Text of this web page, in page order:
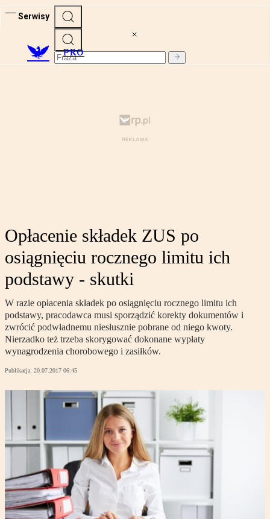
Serwisy
PRO
Opłacenie składek ZUS po
osiągnięciu rocznego limitu ich
podstawy - skutki
W razie opłacenia składek po osiągnięciu rocznego limitu ich
podstawy, pracodawca musi sporządzić korekty dokumentów i
zwrócić podwładnemu niesłusznie pobrane od niego kwoty.
Nierzadko też trzeba skorygować dokonane wypłaty
wynagrodzenia chorobowego i zasiłków.
Publikacja: 20.07.2017 06:45